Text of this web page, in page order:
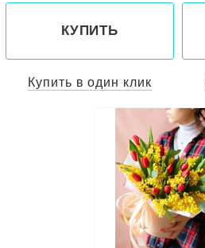
КУПИТЬ
Купить в один клик